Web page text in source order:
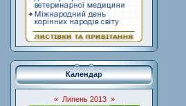
Календар
« Липень 2013 »